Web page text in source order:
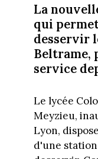
La
qui
desservir
Beltrame,
service
Le lycée
Meyzieu,
Lyon,
d'une